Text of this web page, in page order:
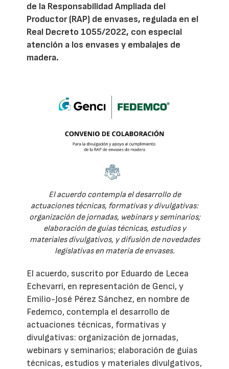
de la Responsabilidad Ampliada del
Productor (RAP) de envases, regulada en el
Real Decreto 1055/2022, con especial
atención a los envases y embalajes de
madera.
El acuerdo contempla el desarrollo de
actuaciones técnicas, formativas y divulgativas:
organización de jornadas, webinars y seminarios;
elaboración de guías técnicas, estudios y
materiales divulgativos, y difusión de novedades
legislativas en materia de envases.
El acuerdo, suscrito por Eduardo de Lecea
Echevarri, en representación de Genci, y
Emilio-José Pérez Sánchez, en nombre de
Fedemco, contempla el desarrollo de
actuaciones técnicas, formativas y
divulgativas: organización de jornadas,
webinars y seminarios; elaboración de guías
técnicas, estudios y materiales divulgativos,